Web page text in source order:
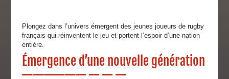
Plongez dans l’univers émergent des jeunes joueurs de rugby
français qui réinventent le jeu et portent l’espoir d’une nation
entière.
Émergence d’une nouvelle génération